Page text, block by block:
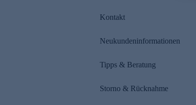
Kontakt
Neukundeninformationen
Tipps & Beratung
Storno & Rücknahme